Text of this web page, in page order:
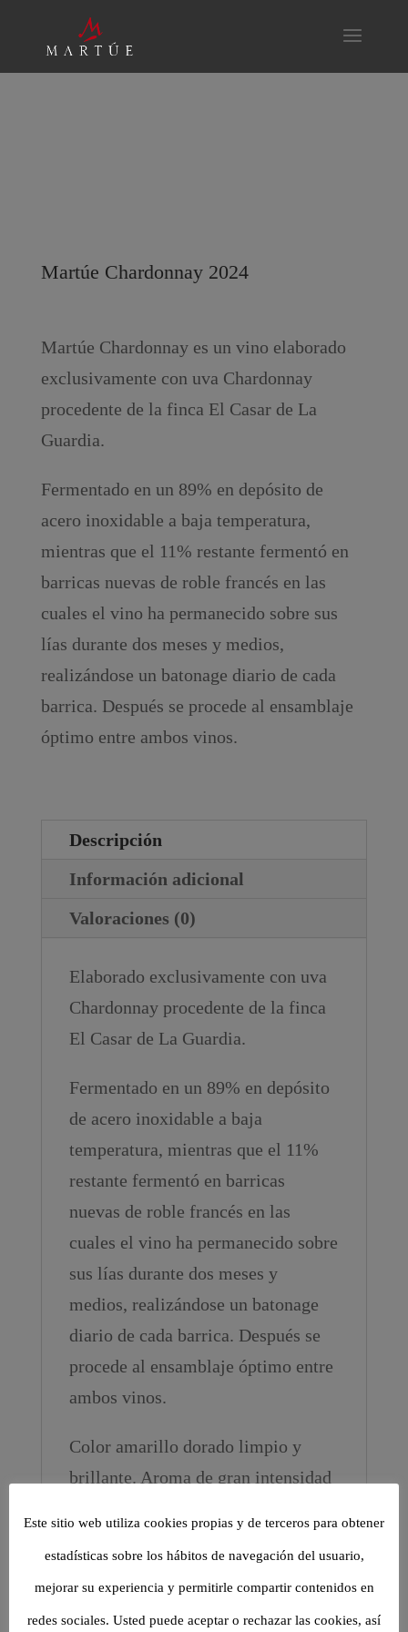
Martúe Chardonnay 2024
Martúe Chardonnay es un vino elaborado
exclusivamente con uva Chardonnay
procedente de la finca El Casar de La
Guardia.
Fermentado en un 89% en depósito de
acero inoxidable a baja temperatura,
mientras que el 11% restante fermentó en
barricas nuevas de roble francés en las
cuales el vino ha permanecido sobre sus
lías durante dos meses y medios,
realizándose un batonage diario de cada
barrica. Después se procede al ensamblaje
óptimo entre ambos vinos.
Descripción
Información adicional
Valoraciones (0)
Elaborado exclusivamente con uva
Chardonnay procedente de la finca
El Casar de La Guardia.
Fermentado en un 89% en depósito
de acero inoxidable a baja
temperatura, mientras que el 11%
restante fermentó en barricas
nuevas de roble francés en las
cuales el vino ha permanecido sobre
sus lías durante dos meses y
medios, realizándose un batonage
diario de cada barrica. Después se
procede al ensamblaje óptimo entre
ambos vinos.
Color amarillo dorado limpio y
brillante. Aroma de gran intensidad
entra inunda todo con su amable
Este sitio web utiliza cookies propias y de terceros para obtener
estadísticas sobre los hábitos de navegación del usuario,
mejorar su experiencia y permitirle compartir contenidos en
redes sociales. Usted puede aceptar o rechazar las cookies, así